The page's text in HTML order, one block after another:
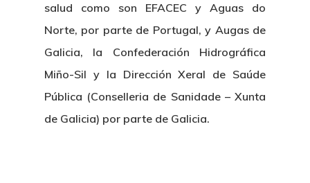
salud como son EFACEC y Aguas do
Norte, por parte de Portugal, y Augas de
Galicia, la Confederación Hidrográfica
Miño-Sil y la Dirección Xeral de Saúde
Pública (Conselleria de Sanidade – Xunta
de Galicia) por parte de Galicia.